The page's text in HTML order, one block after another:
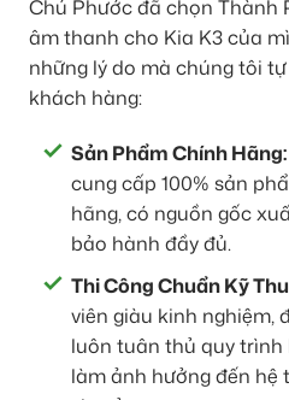
Chú Phước đã chọn Thành
âm thanh cho Kia K3 của
những lý do mà chúng tôi
khách hàng:
Sản Phẩm Chính Hãng:
cung cấp 100% sản
hãng, có nguồn gốc
bảo hành đầy đủ.
Thi Công Chuẩn Kỹ
viên giàu kinh nghiệm,
luôn tuân thủ quy
làm ảnh hưởng đến hệ